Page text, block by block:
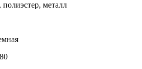
металл